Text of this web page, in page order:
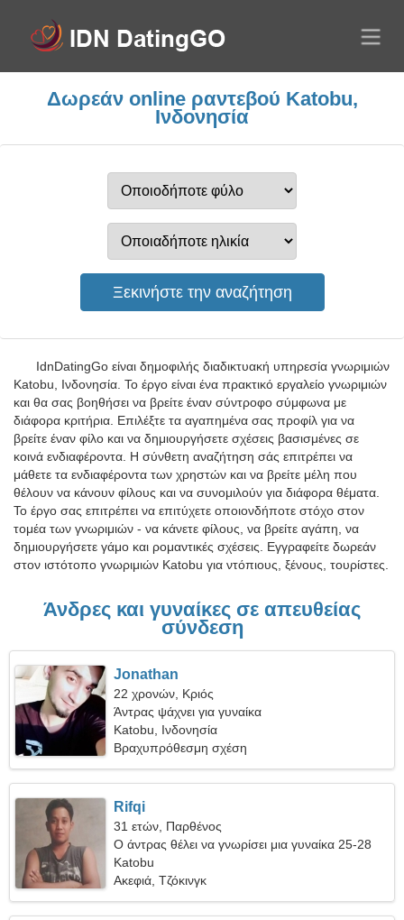
Δωρεάν online ραντεβού Katobu,
Ινδονησία
IdnDatingGo είναι δημοφιλής διαδικτυακή υπηρεσία γνωριμιών
Katobu, Ινδονησία. Το έργο είναι ένα πρακτικό εργαλείο γνωριμιών
και θα σας βοηθήσει να βρείτε έναν σύντροφο σύμφωνα με
διάφορα κριτήρια. Επιλέξτε τα αγαπημένα σας προφίλ για να
βρείτε έναν φίλο και να δημιουργήσετε σχέσεις βασισμένες σε
κοινά ενδιαφέροντα. Η σύνθετη αναζήτηση σάς επιτρέπει να
μάθετε τα ενδιαφέροντα των χρηστών και να βρείτε μέλη που
θέλουν να κάνουν φίλους και να συνομιλούν για διάφορα θέματα.
Το έργο σας επιτρέπει να επιτύχετε οποιονδήποτε στόχο στον
τομέα των γνωριμιών - να κάνετε φίλους, να βρείτε αγάπη, να
δημιουργήσετε γάμο και ρομαντικές σχέσεις. Εγγραφείτε δωρεάν
στον ιστότοπο γνωριμιών Katobu για ντόπιους, ξένους, τουρίστες.
Άνδρες και γυναίκες σε απευθείας
σύνδεση
Jonathan
22 χρονών, Κριός
Άντρας ψάχνει για γυναίκα
Katobu, Ινδονησία
Βραχυπρόθεσμη σχέση
Rifqi
31 ετών, Παρθένος
Ο άντρας θέλει να γνωρίσει μια γυναίκα 25-28
Katobu
Ακεφιά, Τζόκινγκ